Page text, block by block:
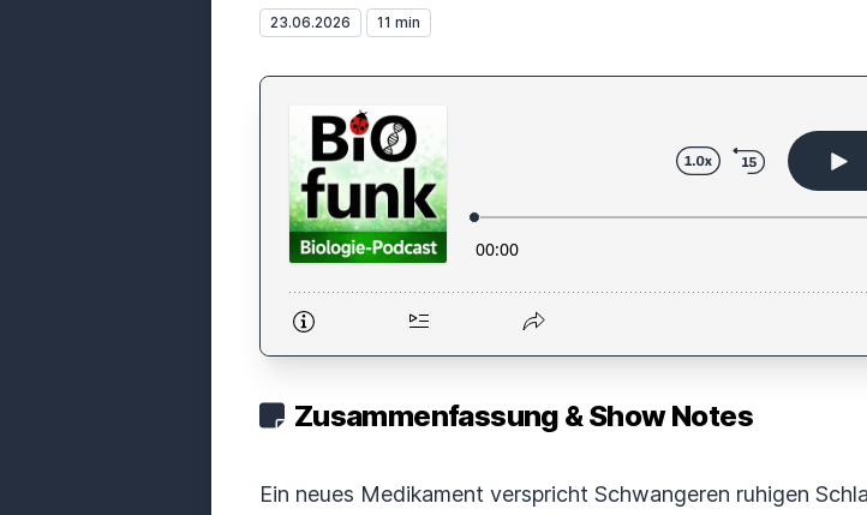
23.06.2026 11 min
Zusammenfassung & Show Notes
Ein neues Medikament verspricht Schwangeren ruhigen